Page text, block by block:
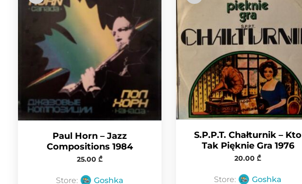
Paul Horn – Jazz
Compositions 1984
25.00 ₾
Store: Goshka
S.P.P.T. Chałturnik – Kto
Tak Pięknie Gra 1976
20.00 ₾
Store: Goshka